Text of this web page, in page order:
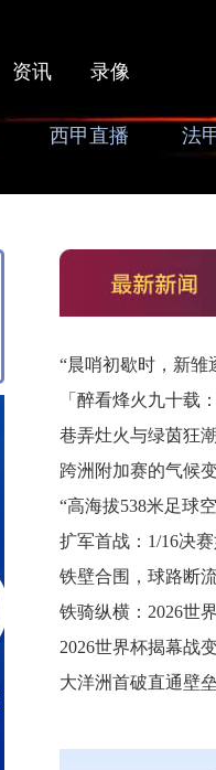
资讯 录像
西甲直播 法
“晨哨初歇时，新雏
「醉看烽火九十载
巷弄灶火与绿茵狂
铁壁合围，球路断
铁骑纵横：2026世